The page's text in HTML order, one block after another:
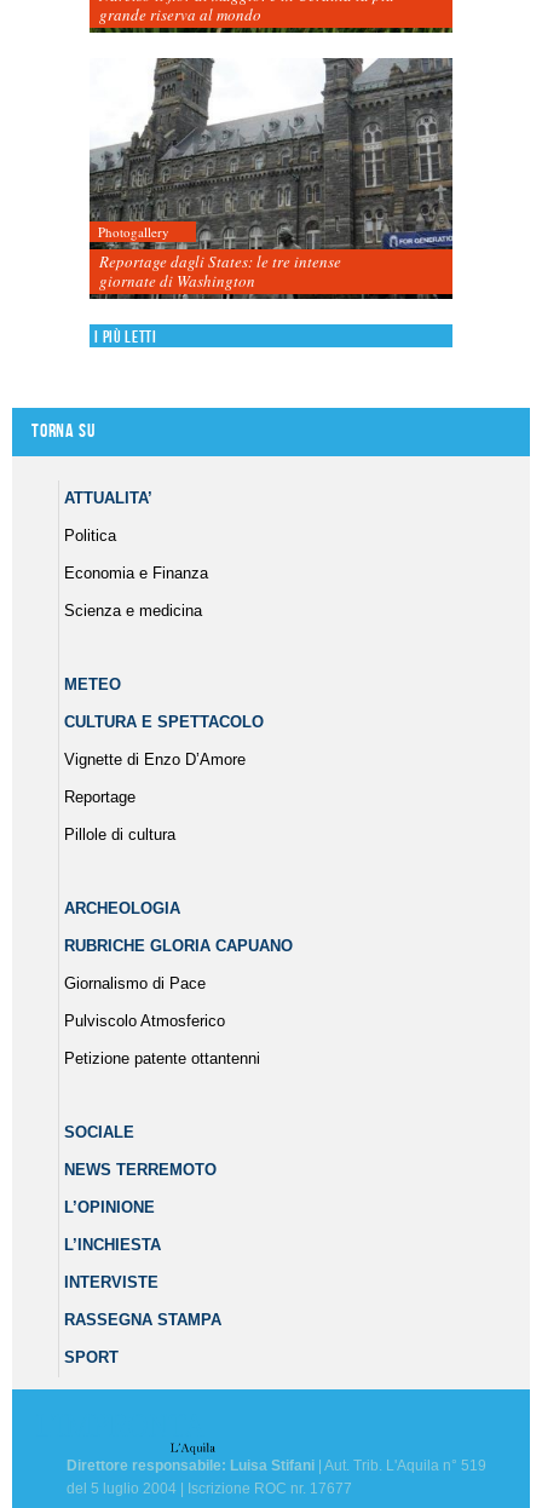
grande riserva al mondo
Photogallery
Reportage dagli States: le tre intense
giornate di Washington
I più letti
Torna su
ATTUALITA’
Politica
Economia e Finanza
Scienza e medicina
METEO
CULTURA E SPETTACOLO
Vignette di Enzo D’Amore
Reportage
Pillole di cultura
ARCHEOLOGIA
RUBRICHE GLORIA CAPUANO
Giornalismo di Pace
Pulviscolo Atmosferico
Petizione patente ottantenni
SOCIALE
NEWS TERREMOTO
L’OPINIONE
L’INCHIESTA
INTERVISTE
RASSEGNA STAMPA
SPORT
Direttore responsabile: Luisa Stifani | Aut. Trib. L'Aquila n° 519
del 5 luglio 2004 | Iscrizione ROC nr. 17677